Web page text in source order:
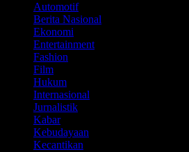
Automotif
Berita Nasional
Ekonomi
Entertainment
Fashion
Film
Hukum
Internasional
Jurnalistik
Kabar
Kebudayaan
Kecantikan